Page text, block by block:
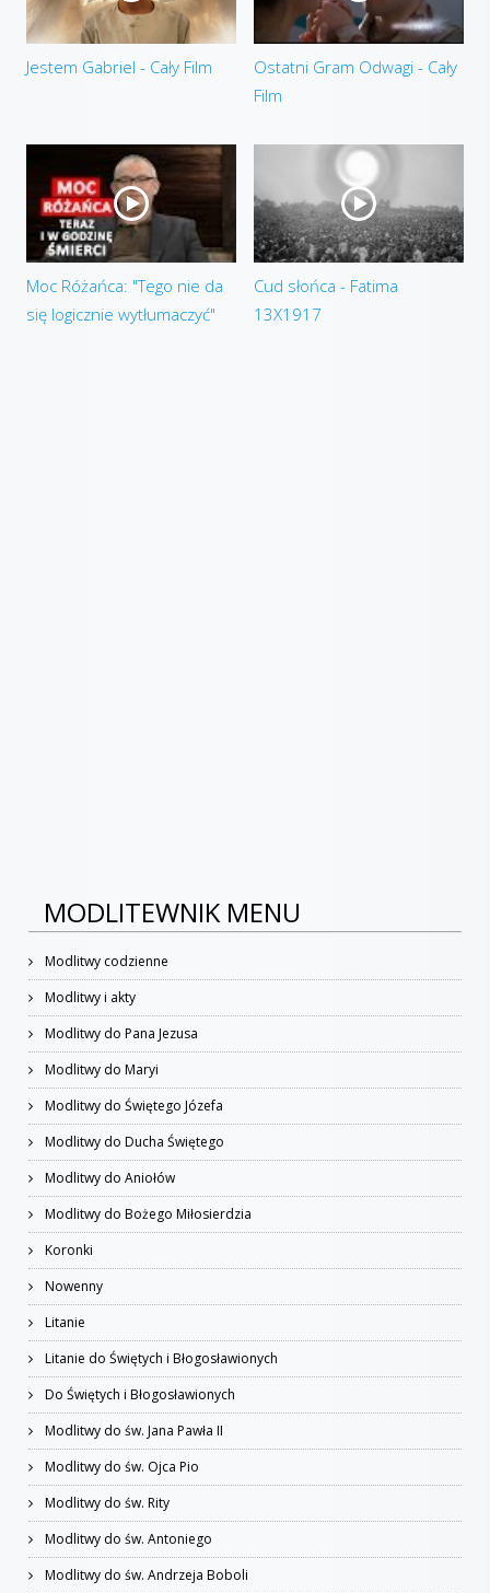
Jestem Gabriel - Cały Film
Ostatni Gram Odwagi - Cały
Film
Moc Różańca: "Tego nie da
się logicznie wytłumaczyć"
Cud słońca - Fatima
13X1917
MODLITEWNIK MENU
Modlitwy codzienne
Modlitwy i akty
Modlitwy do Pana Jezusa
Modlitwy do Maryi
Modlitwy do Świętego Józefa
Modlitwy do Ducha Świętego
Modlitwy do Aniołów
Modlitwy do Bożego Miłosierdzia
Koronki
Nowenny
Litanie
Litanie do Świętych i Błogosławionych
Do Świętych i Błogosławionych
Modlitwy do św. Jana Pawła II
Modlitwy do św. Ojca Pio
Modlitwy do św. Rity
Modlitwy do św. Antoniego
Modlitwy do św. Andrzeja Boboli